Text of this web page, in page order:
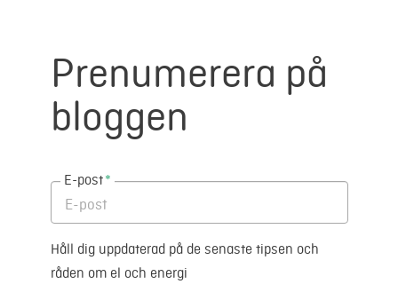
Prenumerera på
bloggen
E-post*
Håll dig uppdaterad på de senaste tipsen och
råden om el och energi